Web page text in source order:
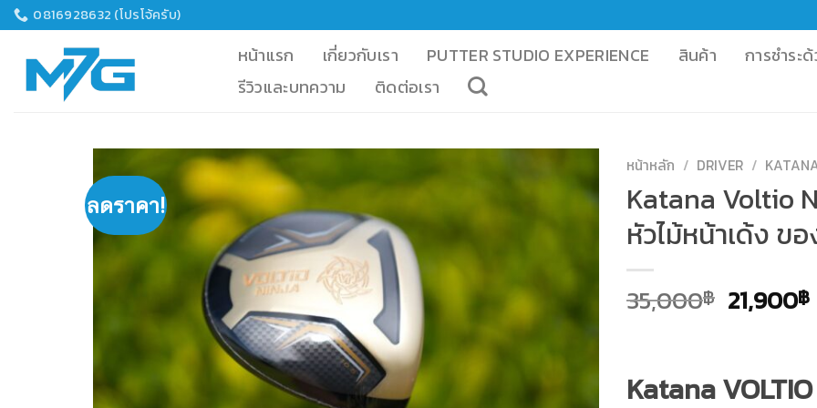
Skip
content
0816928632 (โปรโจ้ครับ)
หน้าแรก เกี่ยวกับเรา PUTTER STUDIO EXPERIENCE สินค้า
การชำระ
รีวิวและบทความ
ติดต่อเรา
ลดราคา!
หน้าหลัก / DRIVER /
Katana Voltio
หัวไม้หน้าเด้ง ข
35,000฿ Original
price
35,000
21,900฿
Katana